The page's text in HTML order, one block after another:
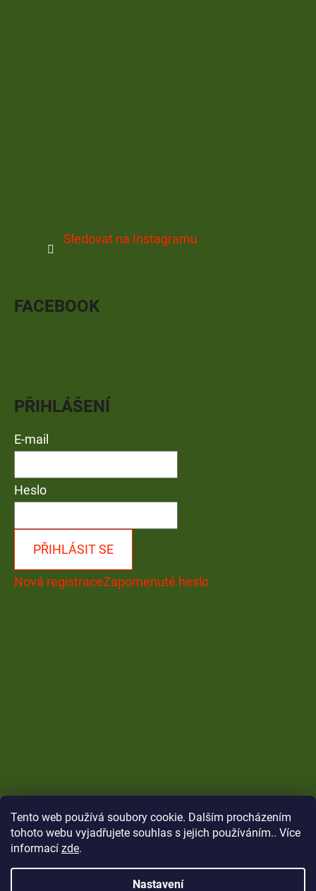
Tento web používá soubory cookie. Dalším procházením
tohoto webu vyjadřujete souhlas s jejich používáním.. Více
informací zde.
Nastavení
Sledovat na Instagramu
FACEBOOK
PŘIHLÁŠENÍ
E-mail
Heslo
PŘIHLÁSIT SE
Nová registraceZapomenuté heslo